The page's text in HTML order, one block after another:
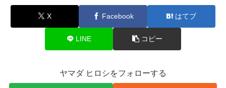
X Facebook はてブ
LINE コピー
ヤマダ ヒロシをフォローする